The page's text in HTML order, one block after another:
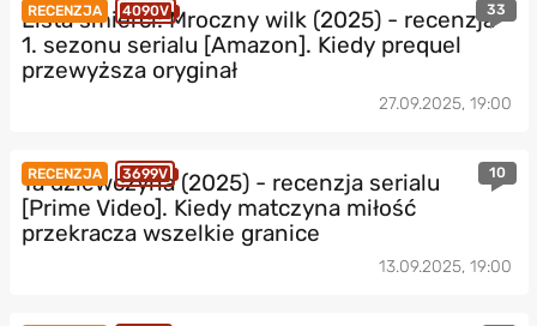
RECENZJA 4090V 33
Lista śmierci: Mroczny wilk (2025) - recenzja
1. sezonu serialu [Amazon]. Kiedy prequel
przewyższa oryginał
27.09.2025, 19:00
RECENZJA 3699V 10
Ta dziewczyna (2025) - recenzja serialu
[Prime Video]. Kiedy matczyna miłość
przekracza wszelkie granice
13.09.2025, 19:00